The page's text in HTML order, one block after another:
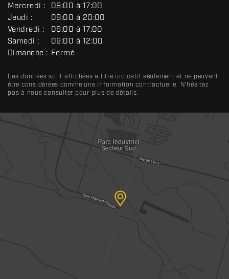
É
R
A
L
Mercredi :
08:00 à 17:00
Jeudi :
08:00 à 20:00
Vendredi :
08:00 à 17:00
Samedi :
09:00 à 12:00
Dimanche : Fermé
Les données sont affichées à titre indicatif seulement et ne peuvent
être considérées comme une information contractuelle. N'hésitez
pas à nous consulter pour plus de détails.